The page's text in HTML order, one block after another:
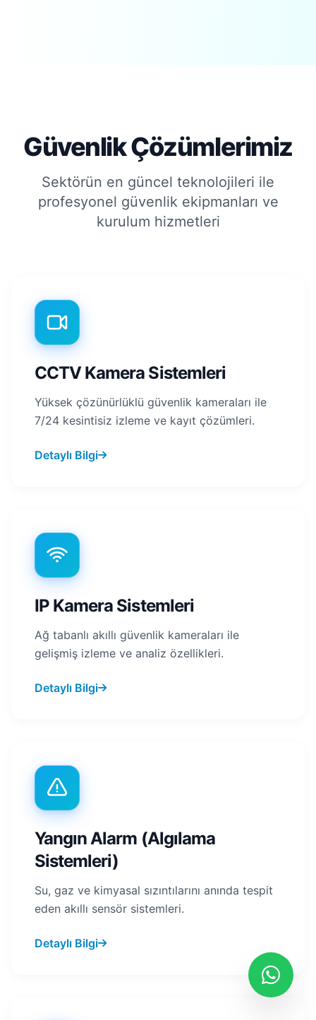
Güvenlik Çözümlerimiz
Sektörün en güncel teknolojileri ile
profesyonel güvenlik ekipmanları ve
kurulum hizmetleri
CCTV Kamera Sistemleri
Yüksek çözünürlüklü güvenlik kameraları ile
7/24 kesintisiz izleme ve kayıt çözümleri.
Detaylı Bilgi
IP Kamera Sistemleri
Ağ tabanlı akıllı güvenlik kameraları ile
gelişmiş izleme ve analiz özellikleri.
Detaylı Bilgi
Yangın Alarm (Algılama
Sistemleri)
Su, gaz ve kimyasal sızıntılarını anında tespit
eden akıllı sensör sistemleri.
Detaylı Bilgi